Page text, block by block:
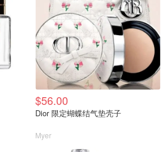
$56.00
Dior 限定蝴蝶结气垫壳子
Myer